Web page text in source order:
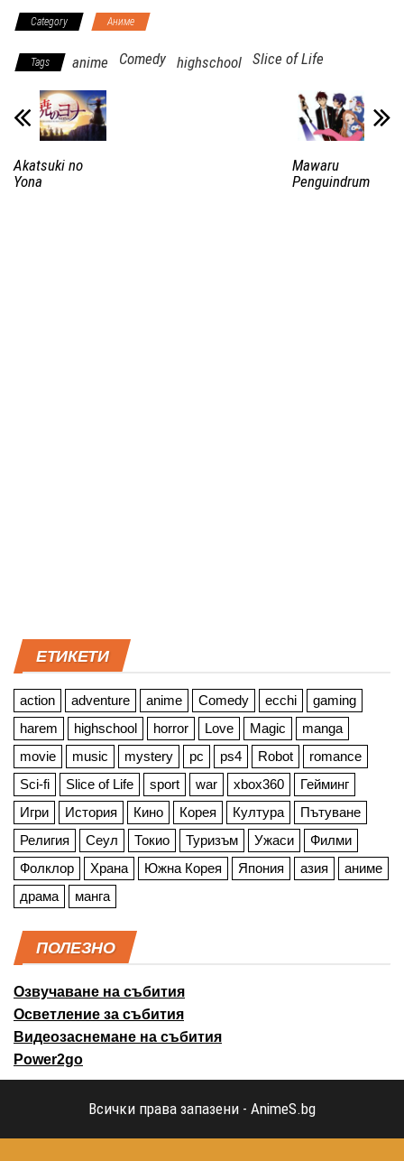
Category Аниме
Tags anime Comedy highschool Slice of Life
Akatsuki no
Yona
Mawaru
Penguindrum
ЕТИКЕТИ
action adventure anime Comedy ecchi
gaming
harem
highschool horror Love Magic
manga
movie
music mystery pc ps4 Robot
romance
Sci-fi
Slice of Life sport war xbox360
Гейминг
Игри
История Кино Корея Култура
Пътуване
Религия
Сеул Токио Туризъм Ужаси
Филми
Фолклор
Храна Южна Корея Япония азия
аниме
драма
манга
ПОЛЕЗНО
Озвучаване на събития
Осветление за събития
Видеозаснемане на събития
Power2go
Всички права запазени - AnimeS.bg